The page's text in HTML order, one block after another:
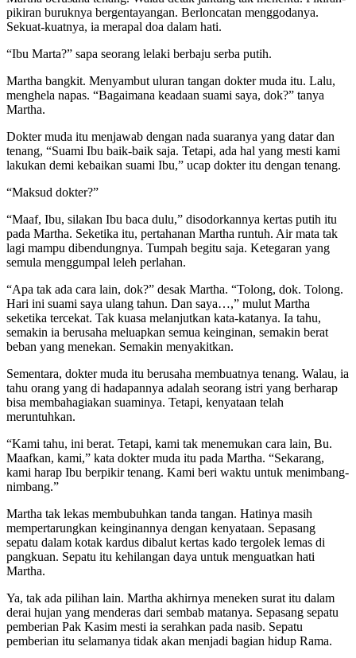
pikiran buruknya bergentayangan. Berloncatan menggodanya.
Sekuat-kuatnya, ia merapal doa dalam hati.
“Ibu Marta?” sapa seorang lelaki berbaju serba putih.
Martha bangkit. Menyambut uluran tangan dokter muda itu. Lalu,
menghela napas. “Bagaimana keadaan suami saya, dok?” tanya
Martha.
Dokter muda itu menjawab dengan nada suaranya yang datar dan
tenang, “Suami Ibu baik-baik saja. Tetapi, ada hal yang mesti kami
lakukan demi kebaikan suami Ibu,” ucap dokter itu dengan tenang.
“Maksud dokter?”
“Maaf, Ibu, silakan Ibu baca dulu,” disodorkannya kertas putih itu
pada Martha. Seketika itu, pertahanan Martha runtuh. Air mata tak
lagi mampu dibendungnya. Tumpah begitu saja. Ketegaran yang
semula menggumpal leleh perlahan.
“Apa tak ada cara lain, dok?” desak Martha. “Tolong, dok. Tolong.
Hari ini suami saya ulang tahun. Dan saya…,” mulut Martha
seketika tercekat. Tak kuasa melanjutkan kata-katanya. Ia tahu,
semakin ia berusaha meluapkan semua keinginan, semakin berat
beban yang menekan. Semakin menyakitkan.
Sementara, dokter muda itu berusaha membuatnya tenang. Walau, ia
tahu orang yang di hadapannya adalah seorang istri yang berharap
bisa membahagiakan suaminya. Tetapi, kenyataan telah
meruntuhkan.
“Kami tahu, ini berat. Tetapi, kami tak menemukan cara lain, Bu.
Maafkan, kami,” kata dokter muda itu pada Martha. “Sekarang,
kami harap Ibu berpikir tenang. Kami beri waktu untuk menimbang-
nimbang.”
Martha tak lekas membubuhkan tanda tangan. Hatinya masih
mempertarungkan keinginannya dengan kenyataan. Sepasang
sepatu dalam kotak kardus dibalut kertas kado tergolek lemas di
pangkuan. Sepatu itu kehilangan daya untuk menguatkan hati
Martha.
Ya, tak ada pilihan lain. Martha akhirnya meneken surat itu dalam
derai hujan yang menderas dari sembab matanya. Sepasang sepatu
pemberian Pak Kasim mesti ia serahkan pada nasib. Sepatu
pemberian itu selamanya tidak akan menjadi bagian hidup Rama.